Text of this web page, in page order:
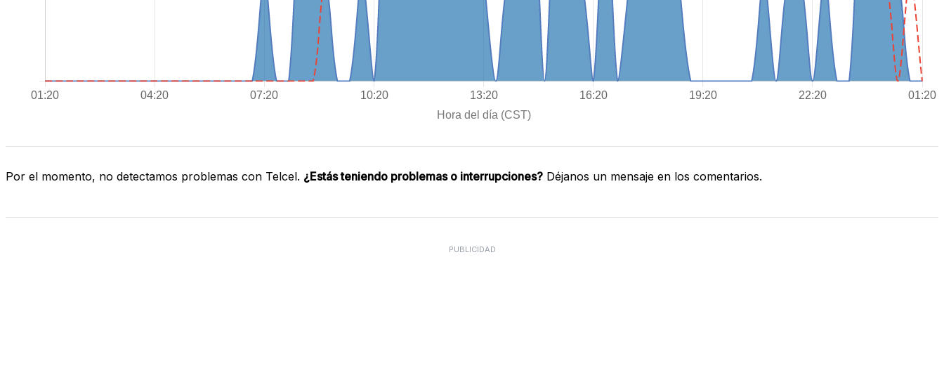
Por el momento, no detectamos problemas con Telcel. ¿Estás teniendo problemas o interrupciones? Déjanos un mensaje en los comentarios.
PUBLICIDAD